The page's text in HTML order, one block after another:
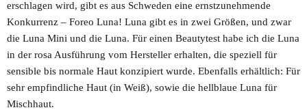
erschlagen wird, gibt es aus Schweden eine ernstzunehmende
Konkurrenz – Foreo Luna! Luna gibt es in zwei Größen, und zwar
die Luna Mini und die Luna. Für einen Beautytest habe ich die Luna
in der rosa Ausführung vom Hersteller erhalten, die speziell für
sensible bis normale Haut konzipiert wurde. Ebenfalls erhältlich: Für
sehr empfindliche Haut (in Weiß), sowie die hellblaue Luna für
Mischhaut.